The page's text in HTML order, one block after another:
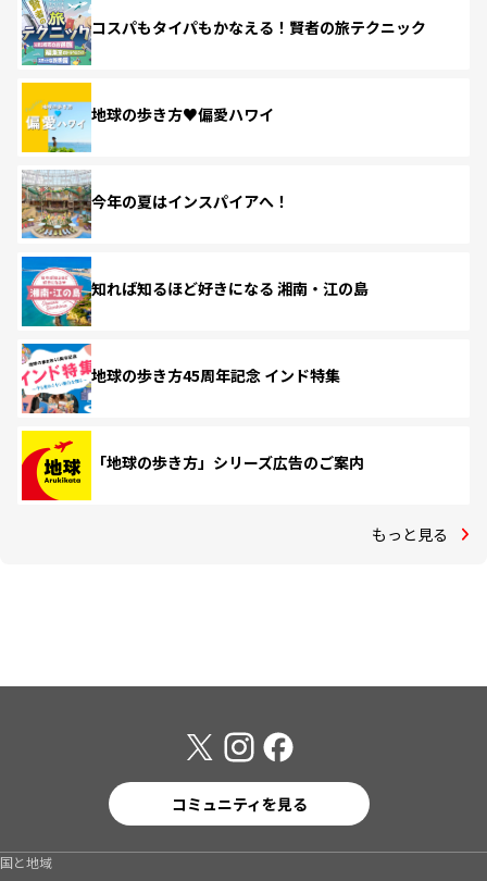
コスパもタイパもかなえる！賢者の旅テクニック
地球の歩き方♥偏愛ハワイ
今年の夏はインスパイアへ！
知れば知るほど好きになる 湘南・江の島
地球の歩き方45周年記念 インド特集
「地球の歩き方」シリーズ広告のご案内
もっと見る
コミュニティを見る
国と地域